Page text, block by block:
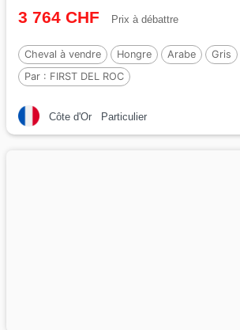
3 764 CHF Prix à débattre
Cheval à vendre Hongre Arabe Gris
Par : FIRST DEL ROC
Côte d'Or Particulier